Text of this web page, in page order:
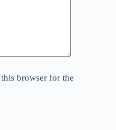
browser for the